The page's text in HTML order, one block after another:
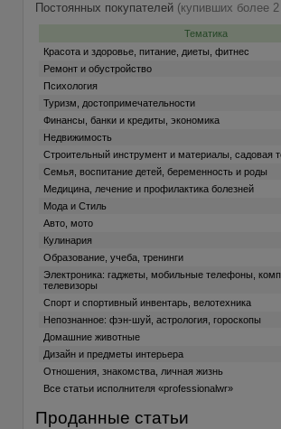
Постоянных покупателей (купивших более 2
Тематика
Красота и здоровье, питание, диеты, фитнес
Ремонт и обустройство
Психология
Туризм, достопримечательности
Финансы, банки и кредиты, экономика
Недвижимость
Строительный инструмент и материалы, садовая
Семья, воспитание детей, беременность и роды
Медицина, лечение и профилактика болезней
Мода и Стиль
Авто, мото
Кулинария
Образование, учеба, тренинги
Электроника: гаджеты, мобильные телефоны,
телевизоры
Спорт и спортивный инвентарь, велотехника
Непознанное: фэн-шуй, астрология, гороскопы
Домашние животные
Дизайн и предметы интерьера
Отношения, знакомства, личная жизнь
Все статьи исполнителя «professionalwr»
Проданные статьи